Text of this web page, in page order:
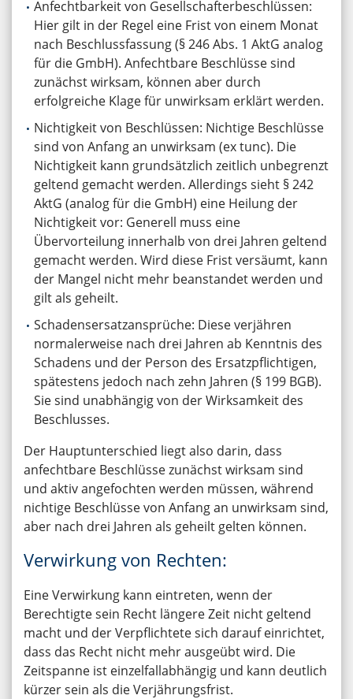
Anfechtbarkeit von Gesellschafterbeschlüssen:
Hier gilt in der Regel eine Frist von einem Monat
nach Beschlussfassung (§ 246 Abs. 1 AktG analog
für die GmbH). Anfechtbare Beschlüsse sind
zunächst wirksam, können aber durch
erfolgreiche Klage für unwirksam erklärt werden.
Nichtigkeit von Beschlüssen: Nichtige Beschlüsse
sind von Anfang an unwirksam (ex tunc). Die
Nichtigkeit kann grundsätzlich zeitlich unbegrenzt
geltend gemacht werden. Allerdings sieht § 242
AktG (analog für die GmbH) eine Heilung der
Nichtigkeit vor: Generell muss eine
Übervorteilung innerhalb von drei Jahren geltend
gemacht werden. Wird diese Frist versäumt, kann
der Mangel nicht mehr beanstandet werden und
gilt als geheilt.
Schadensersatzansprüche: Diese verjähren
normalerweise nach drei Jahren ab Kenntnis des
Schadens und der Person des Ersatzpflichtigen,
spätestens jedoch nach zehn Jahren (§ 199 BGB).
Sie sind unabhängig von der Wirksamkeit des
Beschlusses.
Der Hauptunterschied liegt also darin, dass
anfechtbare Beschlüsse zunächst wirksam sind
und aktiv angefochten werden müssen, während
nichtige Beschlüsse von Anfang an unwirksam sind,
aber nach drei Jahren als geheilt gelten können.
Verwirkung von Rechten:
Eine Verwirkung kann eintreten, wenn der
Berechtigte sein Recht längere Zeit nicht geltend
macht und der Verpflichtete sich darauf einrichtet,
dass das Recht nicht mehr ausgeübt wird. Die
Zeitspanne ist einzelfallabhängig und kann deutlich
kürzer sein als die Verjährungsfrist.